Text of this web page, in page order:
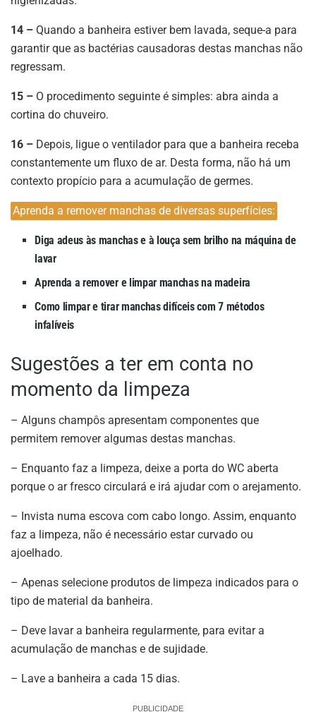
14 – Quando a banheira estiver bem lavada, seque-a para
garantir que as bactérias causadoras destas manchas não
regressam.
15 – O procedimento seguinte é simples: abra ainda a
cortina do chuveiro.
16 – Depois, ligue o ventilador para que a banheira receba
constantemente um fluxo de ar. Desta forma, não há um
contexto propício para a acumulação de germes.
Aprenda a remover manchas de diversas superfícies:
Diga adeus às manchas e à louça sem brilho na máquina de
lavar
Aprenda a remover e limpar manchas na madeira
Como limpar e tirar manchas difíceis com 7 métodos
infalíveis
Sugestões a ter em conta no
momento da limpeza
– Alguns champôs apresentam componentes que
permitem remover algumas destas manchas.
– Enquanto faz a limpeza, deixe a porta do WC aberta
porque o ar fresco circulará e irá ajudar com o arejamento.
– Invista numa escova com cabo longo. Assim, enquanto
faz a limpeza, não é necessário estar curvado ou
ajoelhado.
– Apenas selecione produtos de limpeza indicados para o
tipo de material da banheira.
– Deve lavar a banheira regularmente, para evitar a
acumulação de manchas e de sujidade.
– Lave a banheira a cada 15 dias.
PUBLICIDADE